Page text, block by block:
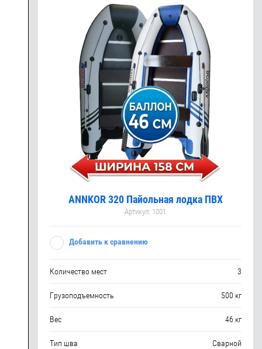
ANNKOR 320 Пайольная лодка ПВХ
Артикул: 1001
Добавить к сравнению
Количество мест 3
Грузоподъемность 500 кг
Вес 46 кг
Тип шва Сварной